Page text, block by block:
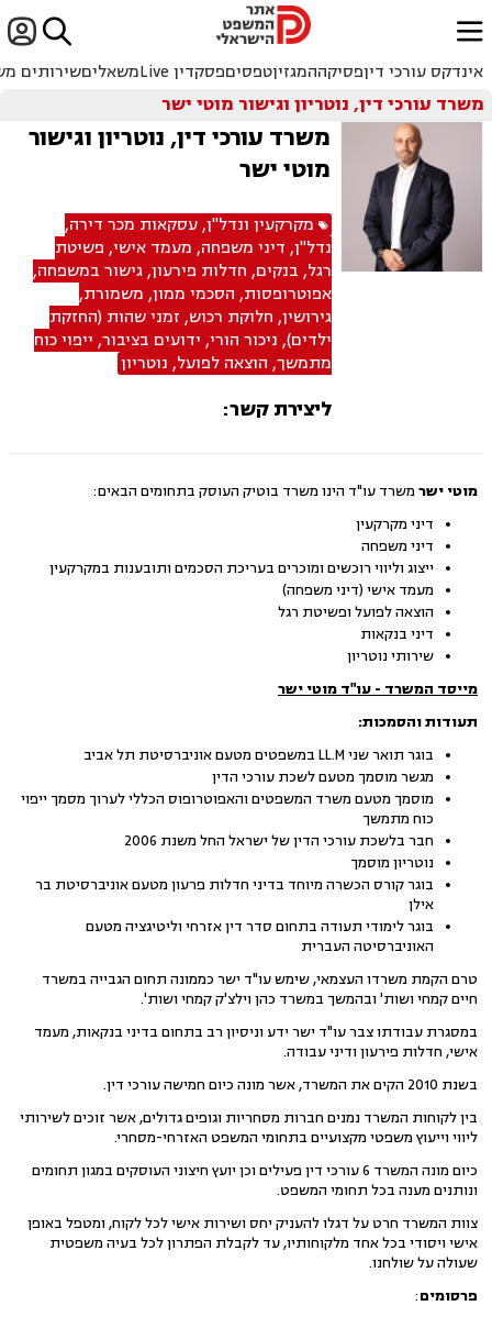

ﱐ
אינדקס עורכי דיןפסיקההמגזיןטפסיםפסקדין Live משאליםשירותים
משרד עורכי דין, נוטריון וגישור מוטי ישר
משרד עורכי דין, נוטריון וגישור
מוטי ישר
מקרקעין ונדל"ן,עסקאות מכר דירה,
נדל"ן, דיני משפחה, מעמד אישי, פשיטת
רגל, בנקים, חדלות פירעון,גישור במשפחה,
אפוטרופסות, הסכמי ממון, משמורת,
גירושין, חלוקת רכוש, זמני שהות (החזקת
ילדים), ניכור הורי, ידועים בציבור, ייפוי כוח
מתמשך, הוצאה לפועל, נוטריון
ליצירת קשר:
מוטי ישר משרד עו"ד הינו משרד בוטיק העוסק בתחומים הבאים:
דיני מקרקעין
דיני משפחה
ייצוג וליווי רוכשים ומוכרים בעריכת הסכמים ותובענות במקרקעין
מעמד אישי (דיני משפחה)
הוצאה לפועל ופשיטת רגל
דיני בנקאות
שירותי נוטריון
מייסד המשרד - עו"ד מוטי ישר
תעודות והסמכות:
בוגר תואר שני LL.M במשפטים מטעם אוניברסיטת תל אביב
מגשר מוסמך מטעם לשכת עורכי הדין
מוסמך מטעם משרד המשפטים והאפוטרופוס הכללי לערוך מסמך ייפוי
כוח מתמשך
חבר בלשכת עורכי הדין של ישראל החל משנת 2006
נוטריון מוסמך
בוגר קורס הכשרה מיוחד בדיני חדלות פרעון מטעם אוניברסיטת בר
אילן
בוגר לימודי תעודה בתחום סדר דין אזרחי וליטיגציה מטעם
האוניברסיטה העברית
טרם הקמת משרדו העצמאי, שימש עו"ד ישר כממונה תחום הגבייה במשרד
חיים קמחי ושות' ובהמשך במשרד כהן וילצ'ק קמחי ושות'.
במסגרת עבודתו צבר עו"ד ישר ידע וניסיון רב בתחום בדיני בנקאות, מעמד
אישי, חדלות פירעון ודיני עבודה.
בשנת 2010 הקים את המשרד, אשר מונה כיום חמישה עורכי דין.
בין לקוחות המשרד נמנים חברות מסחריות וגופים גדולים, אשר זוכים לשירותי
ליווי וייעוץ משפטי מקצועיים בתחומי המשפט האזרחי-מסחרי.
כיום מונה המשרד 6 עורכי דין פעילים וכן יועץ חיצוני העוסקים במגון תחומים
ונותנים מענה בכל תחומי המשפט.
צוות המשרד חרט על דגלו להעניק יחס ושירות אישי לכל לקוח, ומטפל באופן
אישי ויסודי בכל אחד מלקוחותיו, עד לקבלת הפתרון לכל בעיה משפטית
שעולה על שולחנו.
פרסומים: